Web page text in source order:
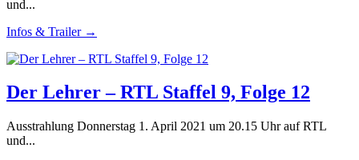
und...
Infos & Trailer →
Der Lehrer – RTL Staffel 9, Folge 12
Ausstrahlung Donnerstag 1. April 2021 um 20.15 Uhr auf RTL
und...